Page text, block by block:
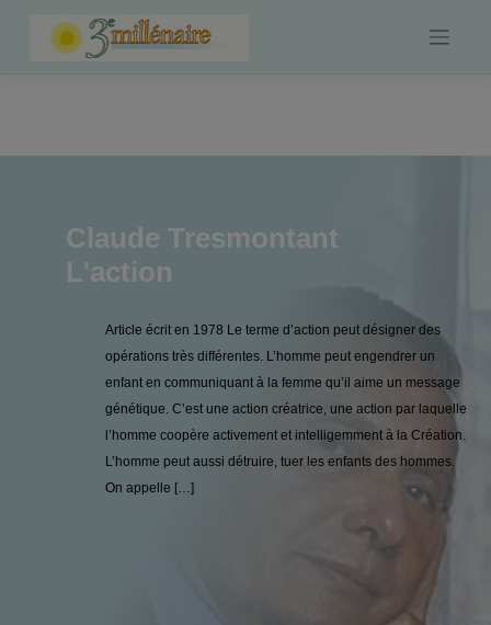
Claude Tresmontant
L'action
Article écrit en 1978 Le terme d’action peut désigner des
opérations très différentes. L’homme peut engendrer un
enfant en communiquant à la femme qu’il aime un message
génétique. C’est une action créatrice, une action par laquelle
l’homme coopère activement et intelligemment à la Création.
L’homme peut aussi détruire, tuer les enfants des hommes.
On appelle […]